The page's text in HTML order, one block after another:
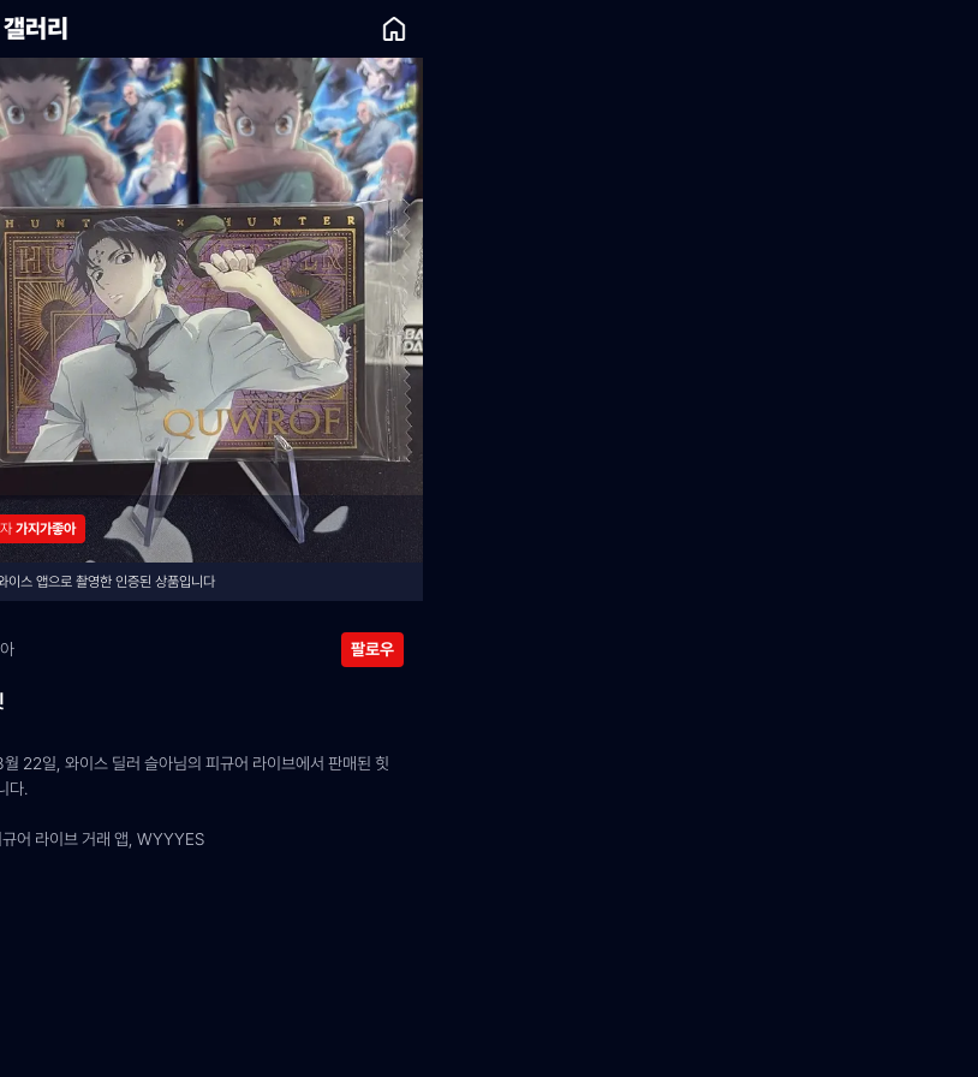
러리
가지가좋아
이스 앱으로 촬영한 인증된 상품입니다
팔로우
22일, 와이스 딜러 슬아님의 피규어 라이브에서 판매된 힛
다.
어 라이브 거래 앱, WYYYES